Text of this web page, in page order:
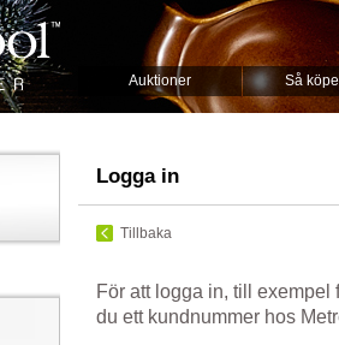
Auktioner Så
Logga in
Tillbaka
För att logga in, till exempel
du ett kundnummer hos